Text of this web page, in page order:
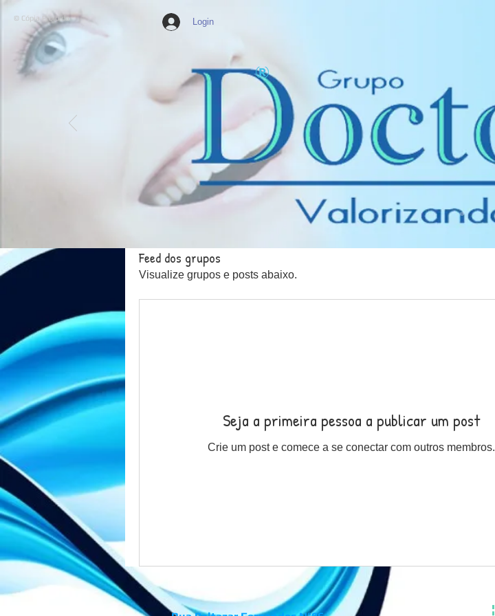
© Cópia Proibida Login
Feed dos grupos
Visualize grupos e posts abaixo.
Seja a primeira pessoa a publicar um post
Crie um post e comece a se conectar com outros membros.